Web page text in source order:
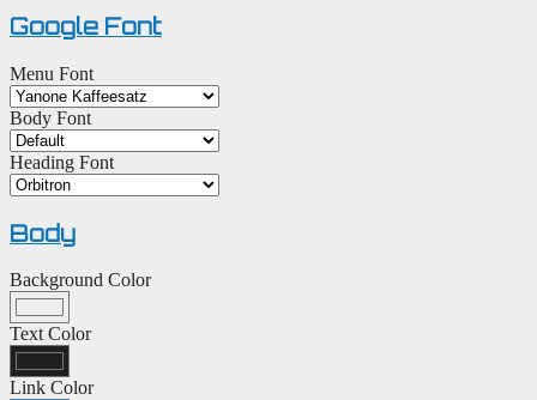
Google Font
Menu Font
Body Font
Heading Font
Body
Background Color
Text Color
Link Color